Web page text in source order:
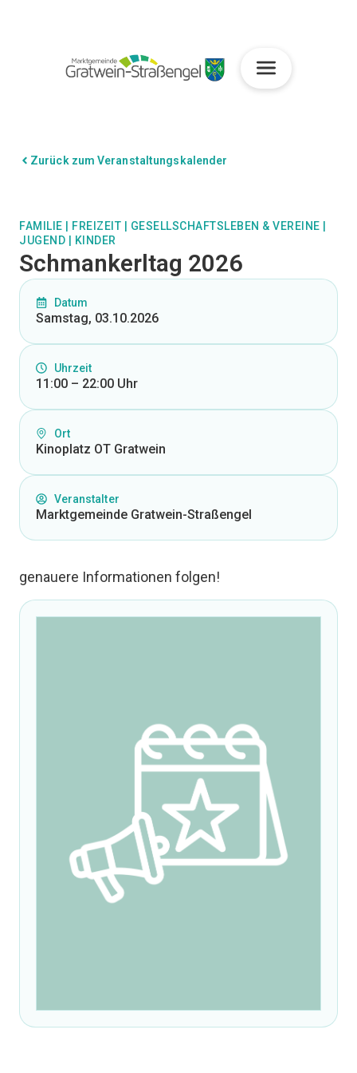
Zurück zum Veranstaltungskalender
FAMILIE FREIZEIT GESELLSCHAFTSLEBEN & VEREINE
JUGEND
KINDER
Schmankerltag 2026
Datum
Samstag, 03.10.2026
Uhrzeit
11:00 – 22:00 Uhr
Ort
Kinoplatz OT Gratwein
Veranstalter
Marktgemeinde Gratwein-Straßengel
genauere Informationen folgen!